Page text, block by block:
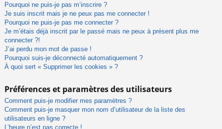
Pourquoi ne puis-je pas m’inscrire ?
Je suis inscrit mais je ne peux pas me connecter !
Pourquoi ne puis-je pas me connecter ?
Je m’étais déjà inscrit par le passé mais ne peux à présent plus me
connecter ?!
J’ai perdu mon mot de passe !
Pourquoi suis-je déconnecté automatiquement ?
À quoi sert « Supprimer les cookies » ?
Préférences et paramètres des utilisateurs
Comment puis-je modifier mes paramètres ?
Comment puis-je masquer mon nom d’utilisateur de la liste des
utilisateurs en ligne ?
L’heure n’est pas correcte !